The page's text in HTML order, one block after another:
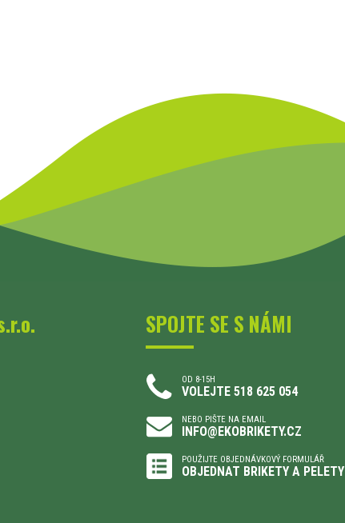
SPOJTE SE S NÁMI
OD 8-15H
VOLEJTE 518 625 054
NEBO PIŠTE NA EMAIL
INFO@EKOBRIKETY.CZ
POUŽIJTE OBJEDNÁVKOVÝ FORMULÁŘ
OBJEDNAT BRIKETY A PELETY